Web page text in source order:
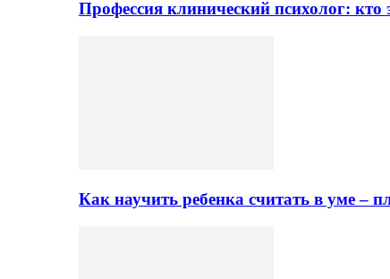
Профессия клинический психолог: кто
Как научить ребенка считать в уме